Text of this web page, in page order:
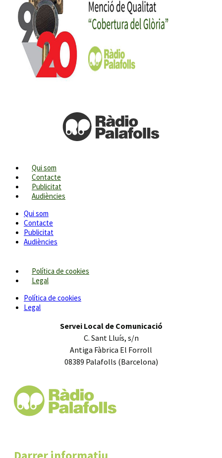
Qui som
Contacte
Publicitat
Audiències
Qui som
Contacte
Publicitat
Audiències
Política de cookies
Legal
Política de cookies
Legal
Servei Local de Comunicació
C. Sant Lluís, s/n
Antiga Fàbrica El Forroll
08389 Palafolls (Barcelona)